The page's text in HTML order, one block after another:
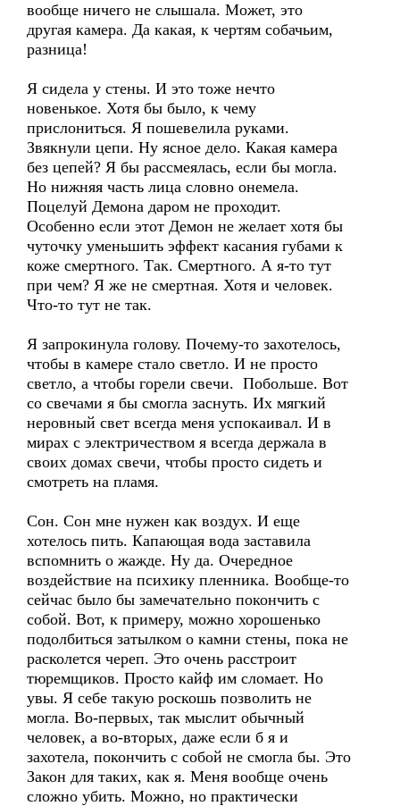
вообще ничего не слышала. Может, это
другая камера. Да какая, к чертям собачьим,
разница!
Я сидела у стены. И это тоже нечто
новенькое. Хотя бы было, к чему
прислониться. Я пошевелила руками.
Звякнули цепи. Ну ясное дело. Какая камера
без цепей? Я бы рассмеялась, если бы могла.
Но нижняя часть лица словно онемела.
Поцелуй Демона даром не проходит.
Особенно если этот Демон не желает хотя бы
чуточку уменьшить эффект касания губами к
коже смертного. Так. Смертного. А я-то тут
при чем? Я же не смертная. Хотя и человек.
Что-то тут не так.
Я запрокинула голову. Почему-то захотелось,
чтобы в камере стало светло. И не просто
светло, а чтобы горели свечи. Побольше. Вот
со свечами я бы смогла заснуть. Их мягкий
неровный свет всегда меня успокаивал. И в
мирах с электричеством я всегда держала в
своих домах свечи, чтобы просто сидеть и
смотреть на пламя.
Сон. Сон мне нужен как воздух. И еще
хотелось пить. Капающая вода заставила
вспомнить о жажде. Ну да. Очередное
воздействие на психику пленника. Вообще-то
сейчас было бы замечательно покончить с
собой. Вот, к примеру, можно хорошенько
подолбиться затылком о камни стены, пока не
расколется череп. Это очень расстроит
тюремщиков. Просто кайф им сломает. Но
увы. Я себе такую роскошь позволить не
могла. Во-первых, так мыслит обычный
человек, а во-вторых, даже если б я и
захотела, покончить с собой не смогла бы. Это
Закон для таких, как я. Меня вообще очень
сложно убить. Можно, но практически